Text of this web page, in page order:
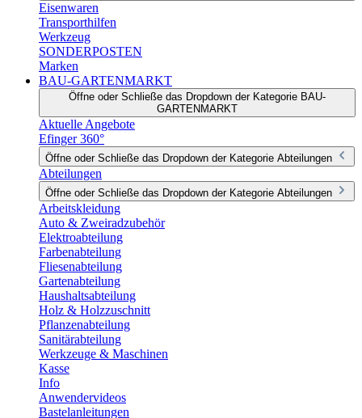
Eisenwaren
Transporthilfen
Werkzeug
SONDERPOSTEN
Marken
BAU-GARTENMARKT
Öffne oder Schließe das Dropdown der Kategorie BAU-
GARTENMARKT
Aktuelle Angebote
Efinger 360°
Öffne oder Schließe das Dropdown der Kategorie Abteilungen
Abteilungen
Öffne oder Schließe das Dropdown der Kategorie Abteilungen
Arbeitskleidung
Auto & Zweiradzubehör
Elektroabteilung
Farbenabteilung
Fliesenabteilung
Gartenabteilung
Haushaltsabteilung
Holz & Holzzuschnitt
Pflanzenabteilung
Sanitärabteilung
Werkzeuge & Maschinen
Kasse
Info
Anwendervideos
Bastelanleitungen